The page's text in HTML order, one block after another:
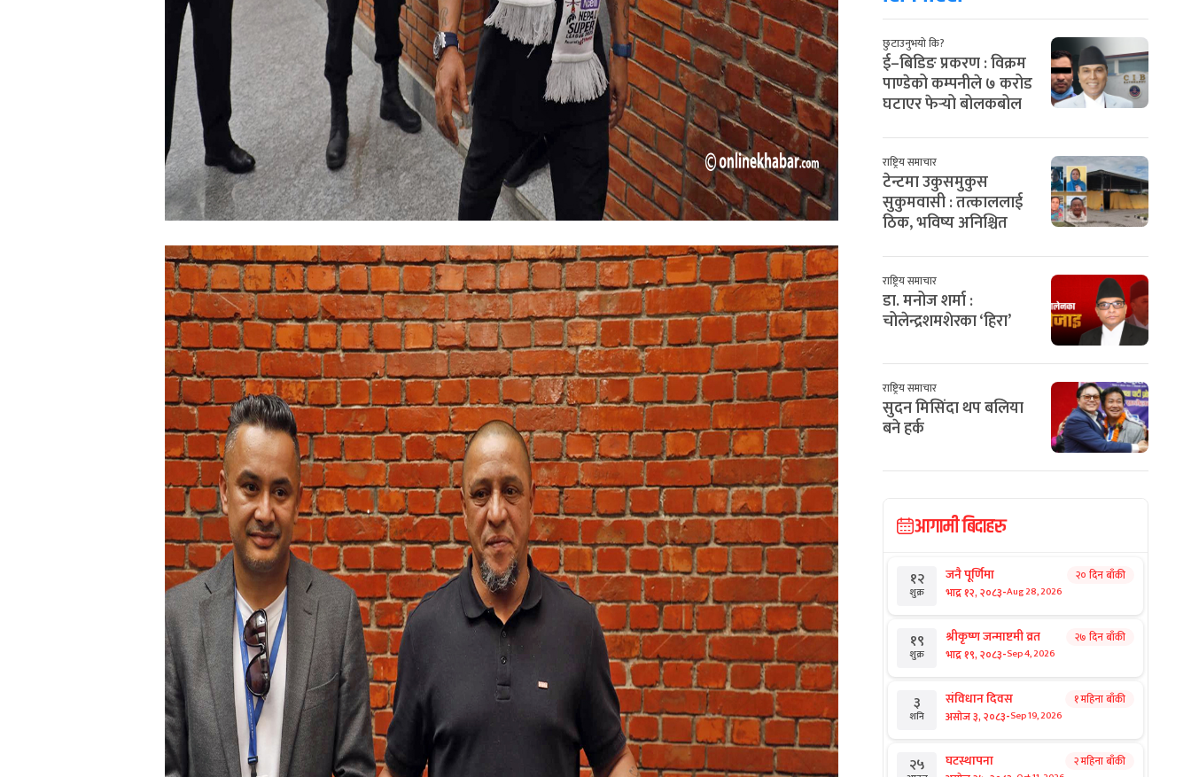
छुटाउनुभयो कि?
ई–बिडिङ प्रकरण : विक्रम
पाण्डेको कम्पनीले ७ करोड
घटाएर फेर्‍यो बोलकबोल
राष्ट्रिय समाचार
टेन्टमा उकुसमुकुस
सुकुमवासी : तत्काललाई
ठिक, भविष्य अनिश्चित
राष्ट्रिय समाचार
डा. मनोज शर्मा :
चोलेन्द्रशमशेरका ‘हिरा’
राष्ट्रिय समाचार
सुदन मिसिंदा थप बलिया
बने हर्क
आगामी बिदाहरु
१२
शुक्र
जनै पूर्णिमा
भाद्र १२, २०८३-Aug 28, 2026
२० दिन बाँकी
१९
शुक्र
श्रीकृष्ण जन्माष्टमी व्रत
भाद्र १९, २०८३-Sep 4, 2026
२७ दिन बाँकी
३
शनि
संविधान दिवस
असोज ३, २०८३-Sep 19, 2026
१ महिना बाँकी
२५ घटस्थापना २ महिना बाँकी